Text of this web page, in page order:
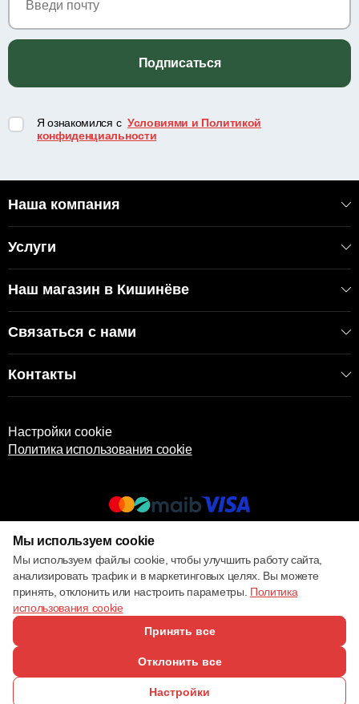
Подписаться
Я ознакомился с Условиями и Политикой
конфиденциальности
Наша компания
Услуги
Наш магазин в Кишинёве
Связаться с нами
Контакты
Настройки cookie
Политика использования cookie
© 2013 – 2026 ECOM
Мы используем cookie
Мы используем файлы cookie, чтобы улучшить работу сайта,
анализировать трафик и в маркетинговых целях. Вы можете
принять, отклонить или настроить параметры. Политика
использования cookie
Принять все
Отклонить все
Настройки